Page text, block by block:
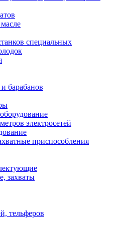
специальных
барабанов
электросетей
приспособления
захваты
тельферов